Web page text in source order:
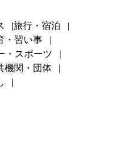
旅行・宿泊
・習い事
・スポーツ
機関・団体